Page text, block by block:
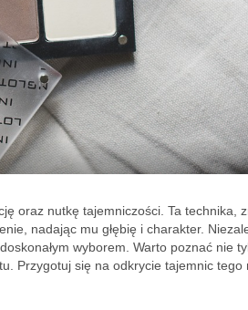
oraz nutkę tajemniczości. Ta technika,
nadając mu głębię i charakter.
wyborem. Warto poznać nie
Przygotuj się na odkrycie tajemnic tego